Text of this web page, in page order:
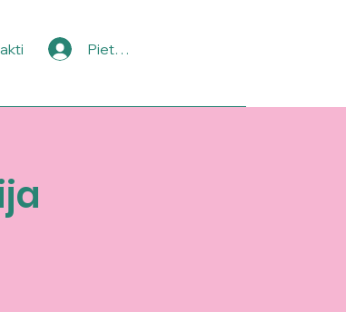
Pieteikties